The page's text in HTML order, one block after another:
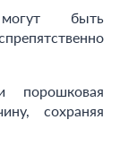
быть
порошковая
сохраняя